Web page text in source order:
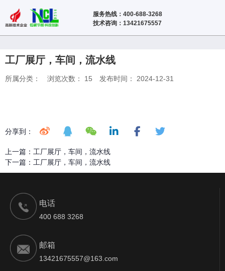
服务热线：400-688-3268
技术咨询：13421675557
工厂展厅，车间，流水线
所属分类： 浏览次数： 15 发布时间： 2024-12-31
分享到：
上一篇： 工厂展厅，车间，流水线
下一篇： 工厂展厅，车间，流水线
电话
400 688 3268
邮箱
13421675557@163.com